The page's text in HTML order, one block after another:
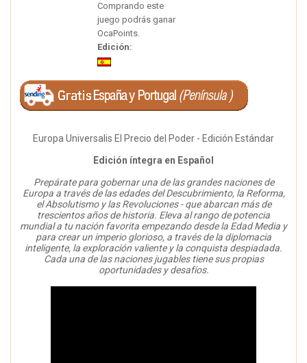
Comprando este
juego podrás ganar
OcaPoints.
Edición:
Europa Universalis El Precio del Poder - Edición Estándar
Edición íntegra en Español
Prepárate para gobernar una de las grandes naciones de
Europa a través de las edades del Descubrimiento, la Reforma,
el Absolutismo y las Revoluciones - que abarcan más de
trescientos años de historia. Eleva al rango de potencia
mundial a tu nación favorita empezando desde la Edad Media y
para crear un imperio glorioso, a través de la diplomacia
inteligente, la exploración valiente y la conquista despiadada.
Cada una de las naciones jugables tiene sus propias
oportunidades y desafíos.